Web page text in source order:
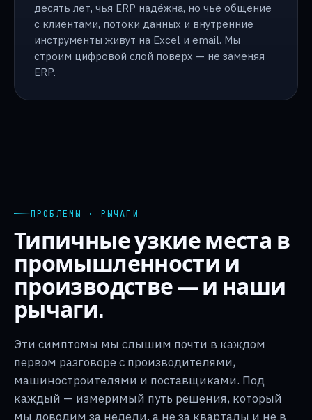
десять лет, чья ERP надёжна, но чьё общение
с клиентами, потоки данных и внутренние
инструменты живут на Excel и email. Мы
строим цифровой слой поверх — не заменяя
ERP.
ПРОБЛЕМЫ · РЫЧАГИ
Типичные узкие места в
промышленности и
производстве — и наши
рычаги.
Эти симптомы мы слышим почти в каждом
первом разговоре с производителями,
машиностроителями и поставщиками. Под
каждый — измеримый путь решения, который
мы доводим за недели, а не за кварталы и не в